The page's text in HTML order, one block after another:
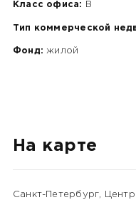
Класс офиса: B
Тип коммерческой
Фонд: жилой
На карте
Санкт-Петербург,